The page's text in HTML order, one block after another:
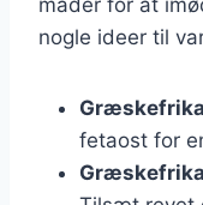
nogle ideer til
fetaost for